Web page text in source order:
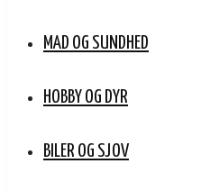
MAD OG SUNDHED
HOBBY OG DYR
BILER OG SJOV